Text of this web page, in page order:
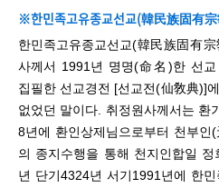
※한민족고유종교선교(韓民族固有
한민족고유종교선교(韓民族固有
사께서 1991년 명명(命名)한 선
집필한 선교경전 [선교전(仙敎典)]
없었던 말이다.
취정원사께서는 환
8년에 환인상제님으로부터 천부
의 종지수행을 통해 천지인합일
년 단기4324년 서기1991년에 한